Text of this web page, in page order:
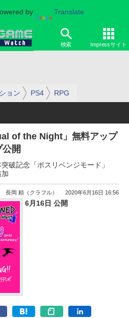
by Translate
検索 Impressサイト
ョン PS4 RPG
of the Night」無料アップ
開
破記念「ボスリベンジモード」
長岡 頼（クラフル） 2020年6月16日 16:56
6月16日 公開